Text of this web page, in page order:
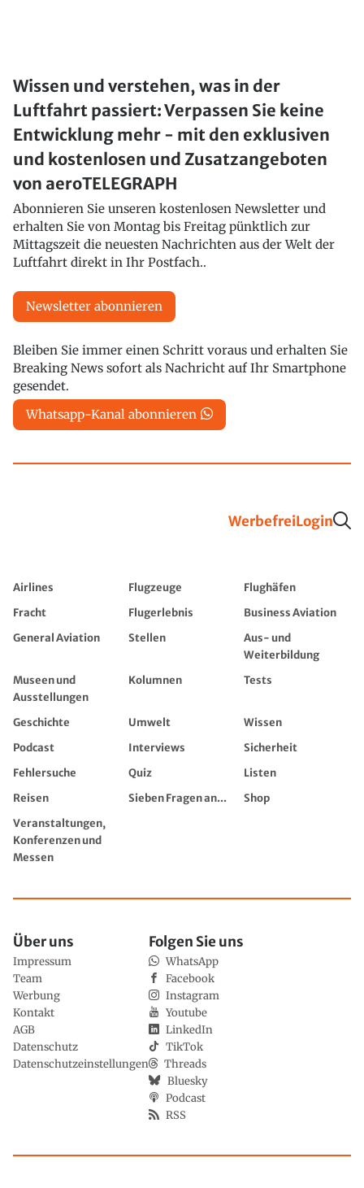
Wissen und verstehen, was in der
Luftfahrt passiert: Verpassen Sie keine
Entwicklung mehr - mit den exklusiven
und kostenlosen und Zusatzangeboten
von aeroTELEGRAPH
Abonnieren Sie unseren kostenlosen Newsletter und
erhalten Sie von Montag bis Freitag pünktlich zur
Mittagszeit die neuesten Nachrichten aus der Welt der
Luftfahrt direkt in Ihr Postfach..
Newsletter abonnieren
Bleiben Sie immer einen Schritt voraus und erhalten Sie
Breaking News sofort als Nachricht auf Ihr Smartphone
gesendet.
Whatsapp-Kanal abonnieren
WerbefreiLogin
Airlines Flugzeuge
Flughäfen
Fracht
Flugerlebnis
Business Aviation
General Aviation
Stellen
Aus- und
Weiterbildung
Museen und
Ausstellungen
Kolumnen Tests
Geschichte Umwelt
Wissen
Podcast
Interviews
Sicherheit
Fehlersuche
Quiz
Listen
Reisen
Sieben Fragen an...
Shop
Veranstaltungen,
Konferenzen und
Messen
Über uns
Impressum
Team
Werbung
Kontakt
AGB
Datenschutz
Datenschutzeinstellungen
Folgen Sie uns
WhatsApp
Facebook
Instagram
Youtube
LinkedIn
TikTok
Threads
Bluesky
Podcast
RSS